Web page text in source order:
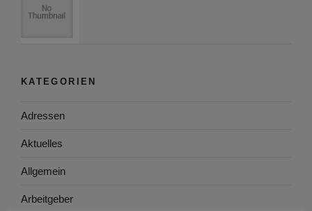
KATEGORIEN
Adressen
Aktuelles
Allgemein
Arbeitgeber